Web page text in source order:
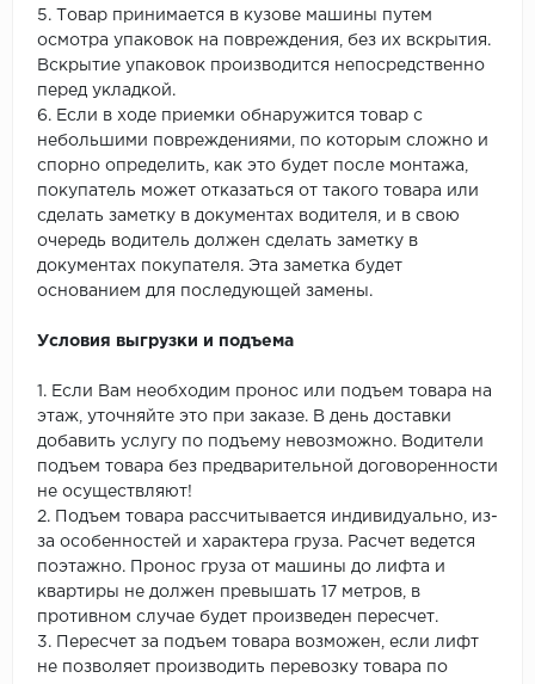
5. Товар принимается в кузове машины путем
осмотра упаковок на повреждения, без их вскрытия.
Вскрытие упаковок производится непосредственно
перед укладкой.
6. Если в ходе приемки обнаружится товар с
небольшими повреждениями, по которым сложно и
спорно определить, как это будет после монтажа,
покупатель может отказаться от такого товара или
сделать заметку в документах водителя, и в свою
очередь водитель должен сделать заметку в
документах покупателя. Эта заметка будет
основанием для последующей замены.
Условия выгрузки и подъема
1. Если Вам необходим пронос или подъем товара на
этаж, уточняйте это при заказе. В день доставки
добавить услугу по подъему невозможно. Водители
подъем товара без предварительной договоренности
не осуществляют!
2. Подъем товара рассчитывается индивидуально, из-
за особенностей и характера груза. Расчет ведется
поэтажно. Пронос груза от машины до лифта и
квартиры не должен превышать 17 метров, в
противном случае будет произведен пересчет.
3. Пересчет за подъем товара возможен, если лифт
не позволяет производить перевозку товара по